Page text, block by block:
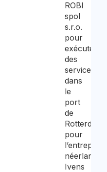
ROBI
spol
s.r.o.
pour
exécuter
des
services
dans
le
port
de
Rotterdam
pour
l’entreprise
néerlandaise
Ivens